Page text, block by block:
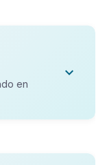
según el
en
keyboard_arrow_down